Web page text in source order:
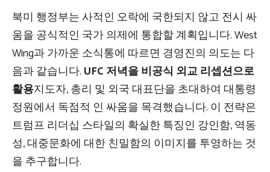
북미 행정부는 사적인 오락에 국한되지 않고 전시 싸
움을 공식적인 국가 의제에 통합할 계획입니다. West
Wing과 가까운 소식통에 따르면 경영진의 의도는 다
음과 같습니다. UFC 저녁을 비공식 외교 리셉션으로
활용지도자, 총리 및 외국 대표단을 초대하여 대통령
정원에서 독점적 인 싸움을 목격했습니다. 이 전략은
트럼프 리더십 스타일의 확실한 특징인 강인함, 역동
성, 대중문화에 대한 친밀함의 이미지를 투영하는 것
을 추구합니다.